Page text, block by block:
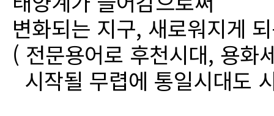
변화되는 지구, 새로워지게
( 전문용어로 후천시대, 용화
시작될 무렵에 통일시대도